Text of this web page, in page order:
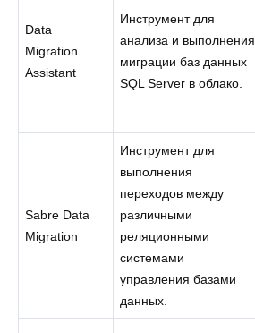
Data
Migration
Assistant
Инструмент для
анализа и выполнения
миграции баз данных
SQL Server в облако.
Sabre Data
Migration
Инструмент для
выполнения
переходов между
различными
реляционными
системами
управления базами
данных.